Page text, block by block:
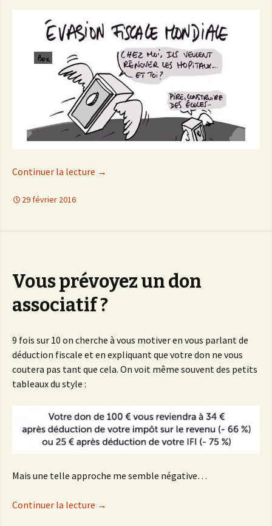
Continuer la lecture de
→
29 février 2016
Vous prévoyez un don
associatif ?
9 fois sur 10 on cherche à vous motiver en vous parlant de
déduction fiscale et en expliquant que votre don ne vous
coutera pas tant que cela. On voit même souvent des petits
tableaux du style :
Mais une telle approche me semble négative…
Continuer la lecture de
→